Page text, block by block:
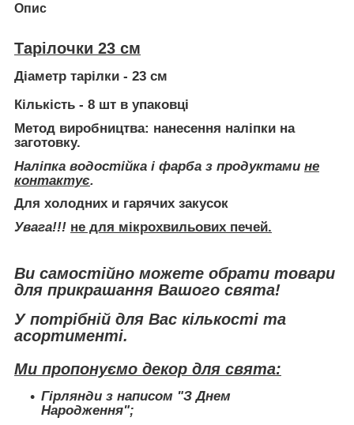
Опис
Тарілочки 23 см
Діаметр тарілки - 23 см
Кількість - 8 шт в упаковці
Метод виробництва: нанесення наліпки на
заготовку.
Наліпка водостійка і фарба з продуктами не
контактує.
Для холодних и гарячих закусок
Увага!!! не для мікрохвильових печей.
Ви самостійно можете обрати товари
для прикрашання Вашого свята!
У потрібній для Вас кількості та
асортименті.
Ми пропонуємо декор для свята:
Гірлянди з написом "З Днем
Народження";